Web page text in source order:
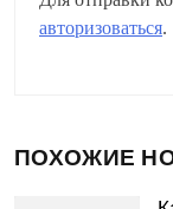
авторизоваться.
ПОХОЖИЕ